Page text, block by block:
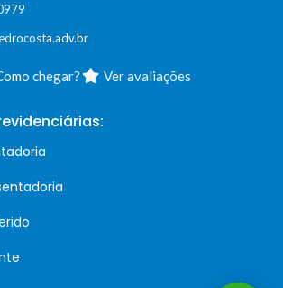
chegar? Ver avaliações